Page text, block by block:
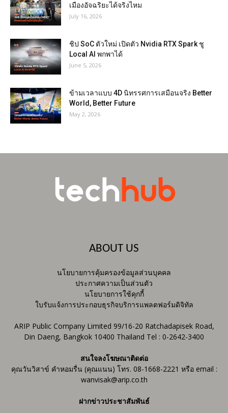
เมืองอัจฉริยะได้จริงไหม
July 16, 2026
ชิป SoC ตัวใหม่ เปิดตัว Nvidia RTX Spark ชู
Local AI พกพาได้
June 5, 2026
ข้ามเวลาแบบ 4D นิทรรศการเสมือนจริง Better
World, Better Future
May 2, 2026
ABOUT US
นโยบายการคุ้มครองข้อมูลส่วนบุคคล
ประกาศความเป็นส่วนตัว
นโยบายการใช้คุกกี้
ใบรับแจ้งการประกอบธุรกิจบริการแพลตฟอร์มดิจิทัล
ARIP Public Company Limited 99/16-20 Ratchadapisek Road,
Din Daeng, Bangkok 10400 Thailand Tel : 0-2642-3400
สนใจลงโฆษณาติดต่อ
คุณวันวิสาข์ คำหอมรื่น (คุณแนน) โทร. 08-1668-2221 หรือ email :
wanvisak@arip.co.th
ฝากข่าวประชาสัมพันธ์